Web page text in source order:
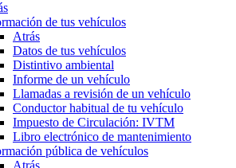
de tus vehículos
Atrás
Datos de tus vehículos
Distintivo ambiental
Informe de un vehículo
Llamadas a revisión de un vehículo
Conductor habitual de tu vehículo
Impuesto de Circulación: IVTM
Libro electrónico de mantenimiento
pública de vehículos